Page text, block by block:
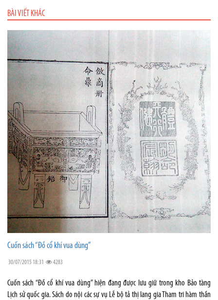
BÀI VIẾT KHÁC
Cuốn sách “Đồ cổ khí vua dùng”
30/07/2015 18:31 4283
Cuốn sách “Đồ cổ khí vua dùng” hiện đang được lưu giữ trong kho Bảo tàng
Lịch sử quốc gia. Sách do nội các sự vụ Lễ bộ tả thị lang gia Tham tri hàm thần